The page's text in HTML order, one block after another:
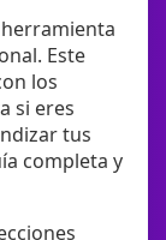
Este
los
si eres
tus
completa y